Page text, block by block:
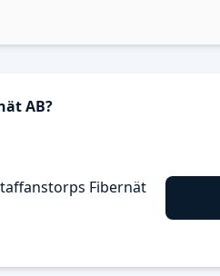
AB?
Fibernät